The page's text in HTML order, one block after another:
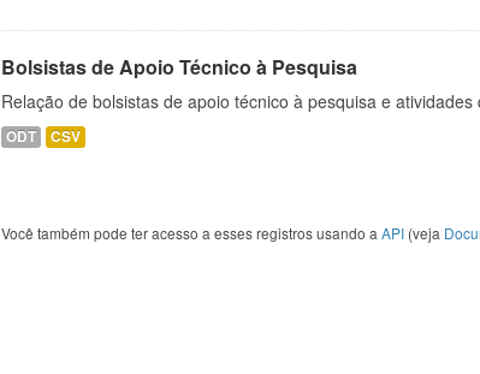
Bolsistas de Apoio Técnico à Pesquisa
Relação de bolsistas de apoio técnico à pesquisa e atividades
ODT CSV
Você também pode ter acesso a esses registros usando a API (veja